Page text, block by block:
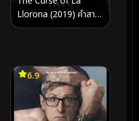
Llorona (2019) คำสาป
มรณะจากหญิงร่ำไห้
6.9